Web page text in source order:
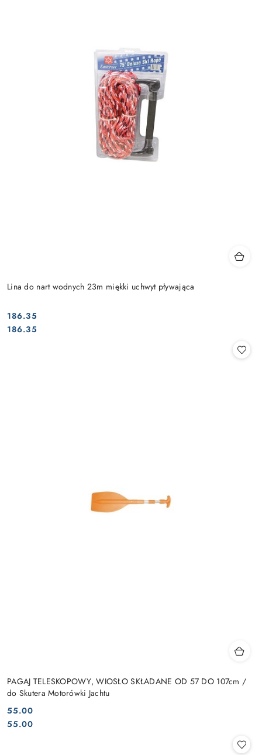
Lina do nart wodnych 23m miękki uchwyt pływająca
Cena:
186.35
Cena:
186.35
PAGAJ TELESKOPOWY, WIOSŁO SKŁADANE OD 57 DO 107cm /
do Skutera Motorówki Jachtu
Cena:
55.00
Cena:
55.00